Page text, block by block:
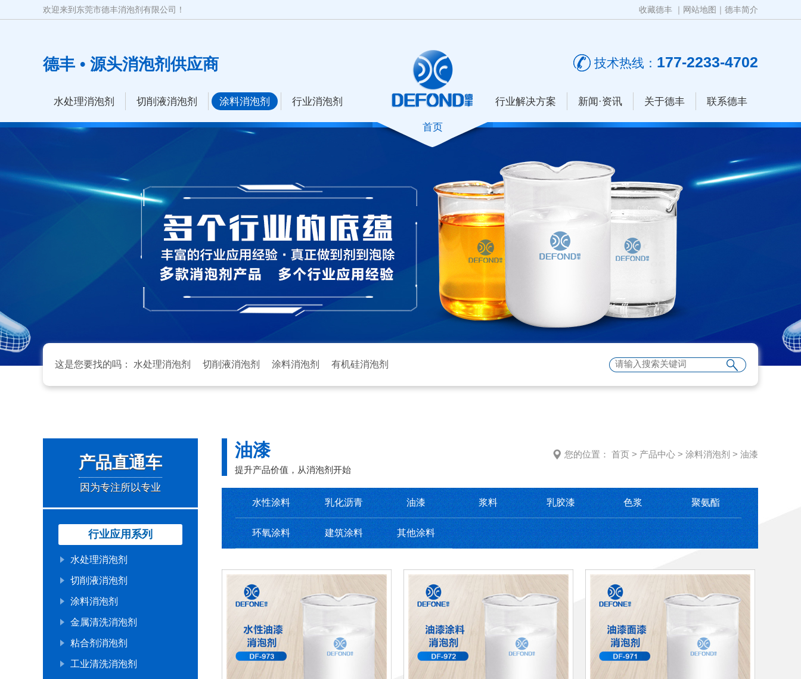
欢迎来到东莞市德丰消泡剂有限公司！ 收藏德丰 ｜ 网站地图 ｜ 德丰简介
德丰 • 源头消泡剂供应商 技术热线： 177-2233-4702
水处理消泡剂 切削液消泡剂 涂料消泡剂 行业消泡剂
首页
行业解决方案 新闻·资讯 关于德丰 联系德丰
这是您要找的吗： 水处理消泡剂 切削液消泡剂 涂料消泡剂 有机硅消泡剂
产品直通车
因为专注所以专业
行业应用系列
水处理消泡剂
切削液消泡剂
涂料消泡剂
金属清洗消泡剂
粘合剂消泡剂
工业清洗消泡剂
油漆
提升产品价值，从消泡剂开始
您的位置： 首页 > 产品中心 > 涂料消泡剂 > 油漆
水性涂料 乳化沥青 油漆 浆料 乳胶漆 色浆 聚氨酯
环氧涂料 建筑涂料 其他涂料